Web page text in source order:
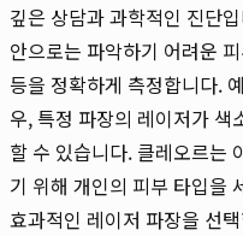
깊은 상담과 과학적인 진단
안으로는 파악하기 어려운
등을 정확하게 측정합니다.
우, 특정 파장의 레이저가
할 수 있습니다. 클레오르는
기 위해 개인의 피부 타입을
효과적인 레이저 파장을 선